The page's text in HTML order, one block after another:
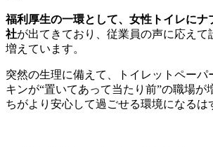
福利厚生の一環として、女性トイレにナ
社が出てきており、従業員の声に応えて
増えています。
突然の生理に備えて、トイレットペーパ
キンが“置いてあって当たり前”の職場が
ちがより安心して過ごせる環境になるは